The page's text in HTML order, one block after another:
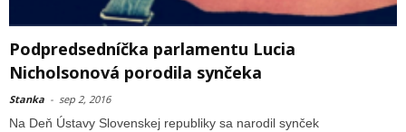
Podpredsedníčka parlamentu Lucia
Nicholsonová porodila synčeka
Stanka - sep 2, 2016
Na Deň Ústavy Slovenskej republiky sa narodil synček